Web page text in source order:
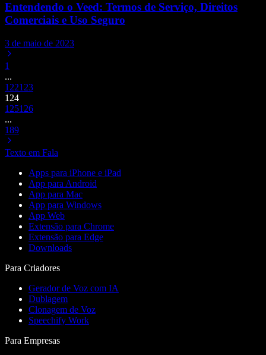
Entendendo o Veed: Termos de Serviço, Direitos
Comerciais e Uso Seguro
3 de maio de 2023
1
...
122123
124
125126
...
189
Texto em Fala
Apps para iPhone e iPad
App para Android
App para Mac
App para Windows
App Web
Extensão para Chrome
Extensão para Edge
Downloads
Para Criadores
Gerador de Voz com IA
Dublagem
Clonagem de Voz
Speechify Work
Para Empresas